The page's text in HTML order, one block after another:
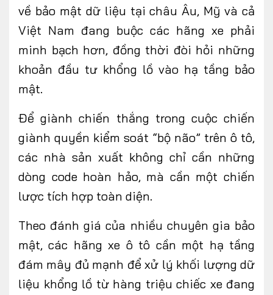
về bảo mật dữ liệu tại châu Âu, Mỹ và cả
Việt Nam đang buộc các hãng xe phải
minh bạch hơn, đồng thời đòi hỏi những
khoản đầu tư khổng lồ vào hạ tầng bảo
mật.
Để giành chiến thắng trong cuộc chiến
giành quyền kiểm soát “bộ não”trên ô tô,
các nhà sản xuất không chỉ cần những
dòng code hoàn hảo, mà cần một chiến
lược tích hợp toàn diện.
Theo đánh giá của nhiều chuyên gia bảo
mật, các hãng xe ô tô cần một hạ tầng
đám mây đủ mạnh để xử lý khối lượng dữ
liệu khổng lồ từ hàng triệu chiếc xe đang